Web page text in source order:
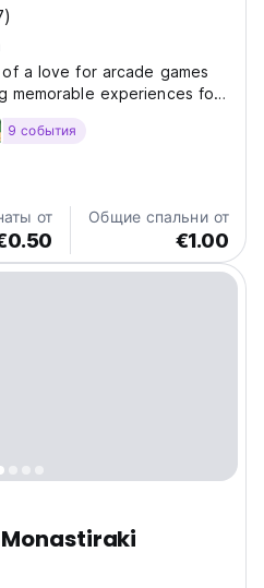
a love for arcade games
memorable experiences for
enthusiasts,
could relive the
9 события
от Общие спальни от
€1.00